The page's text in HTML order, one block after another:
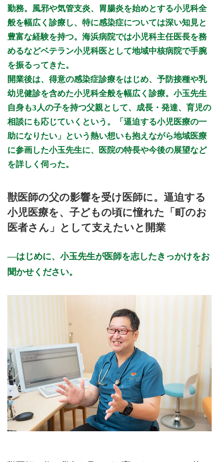
>>病院なびで医療機関の詳細を見る
公式HPはこちら
勤務。風邪や気管支炎、胃腸炎を始めとする小児科全
般を幅広く診療し、特に感染症については深い知見と
豊富な経験を持つ。海浜病院では小児科主任医長を務
めるなどベテラン小児科医として地域中核病院で手腕
を振るってきた。
開業後は、得意の感染症診療をはじめ、予防接種や乳
幼児健診を含めた小児科全般を幅広く診療。小玉先生
自身も3人の子を持つ父親として、成長・発達、育児の
相談にも応じていくという。「逼迫する小児医療の一
助になりたい」という熱い想いも抱えながら地域医療
に参画した小玉先生に、医院の特長や今後の展望など
を詳しく伺った。
獣医師の父の影響を受け医師に。逼迫する
小児医療を、子どもの頃に憧れた「町のお
医者さん」として支えたいと開業
はじめに、小玉先生が医師を志したきっかけをお
聞かせください。